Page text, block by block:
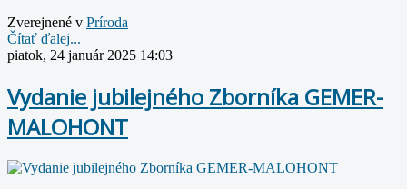
Zverejnené v Prí­roda
Čítať ďalej...
piatok, 24 január 2025 14:03
Vydanie jubilejného Zborníka GEMER-
MALOHONT